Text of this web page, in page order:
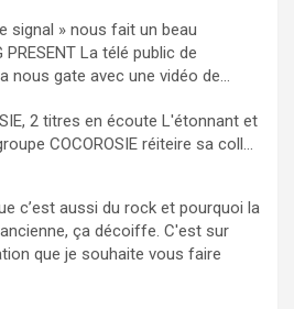
signal » nous fait un beau
PRESENT La télé public de
nous gate avec une vidéo de...
2 titres en écoute L'étonnant et
COCOROSIE réiteire sa coll...
c’est aussi du rock et pourquoi la
ça décoiffe. C'est sur
que je souhaite vous faire